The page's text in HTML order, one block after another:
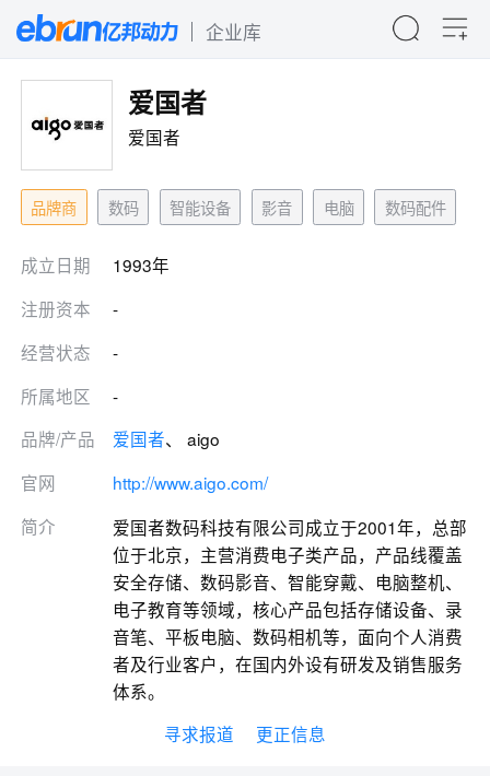
企业库
爱国者
爱国者
品牌商 数码 智能设备 影音 电脑 数码配件
成立日期
1993年
注册资本
-
经营状态
-
所属地区
-
品牌/产品
爱国者、 aigo
官网
http://www.aigo.com/
简介
爱国者数码科技有限公司成立于2001年，总部
位于北京，主营消费电子类产品，产品线覆盖
安全存储、数码影音、智能穿戴、电脑整机、
电子教育等领域，核心产品包括存储设备、录
音笔、平板电脑、数码相机等，面向个人消费
者及行业客户，在国内外设有研发及销售服务
体系。
寻求报道
更正信息